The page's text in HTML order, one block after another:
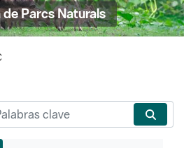
Parcs Naturals